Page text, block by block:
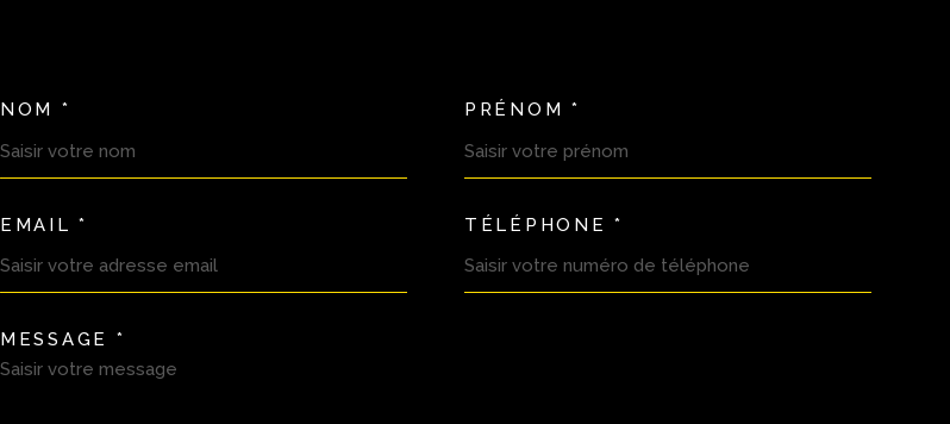
TRAD_MELTEM_VOSCOORDONNEES
NOM * PRÉNOM *
EMAIL * TÉLÉPHONE *
TRAD_MELTEM_VOREDEMANDE
MESSAGE *